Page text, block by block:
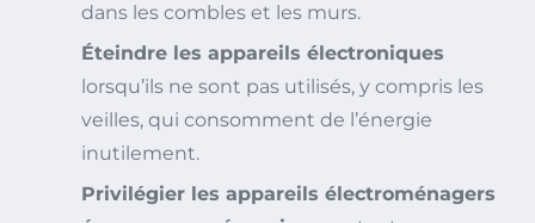
dans les combles et les murs.
Éteindre les appareils électroniques
lorsqu’ils ne sont pas utilisés, y compris les
veilles, qui consomment de l’énergie
inutilement.
Privilégier les appareils électroménagers